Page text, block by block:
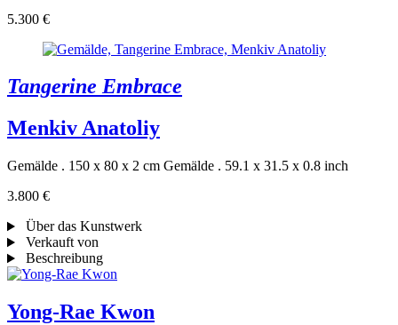
5.300 €
Tangerine Embrace
Menkiv Anatoliy
Gemälde . 150 x 80 x 2 cm Gemälde . 59.1 x 31.5 x 0.8 inch
3.800 €
Über das Kunstwerk
Verkauft von
Beschreibung
Yong-Rae Kwon